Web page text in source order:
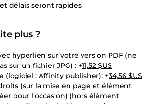
délais seront rapides
plus ?
hyperlien sur votre version PDF (ne
sur un fichier JPG) : +11,52 $US
(logiciel : Affinity publisher): +34,56 $US
(sur la mise en page et élément
pour l'occasion) (hors élément